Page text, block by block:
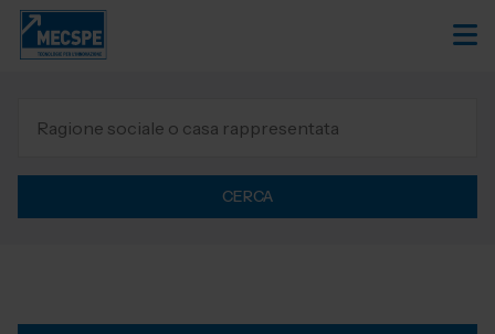
CERCA